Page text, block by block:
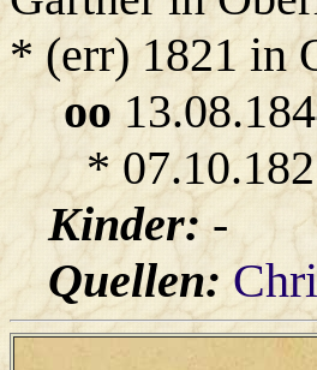
* (err) 1821 in
oo
*
Kinder:-
Quellen: